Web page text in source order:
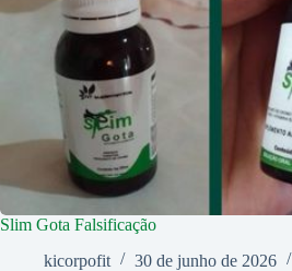
Slim Gota Falsificação
kicorpofit
30 de junho de 2026